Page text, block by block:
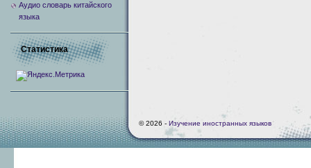
Аудио словарь китайского
языка
Статистика
© 2026 - Изучение иностранных языков